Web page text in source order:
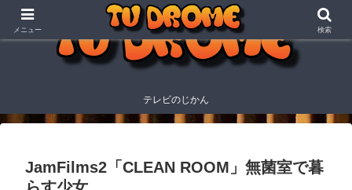
テレビのじかん
JamFilms2「CLEAN ROOM」無菌室で暮
メニュー 検索